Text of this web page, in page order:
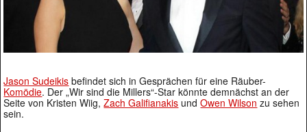
Jason Sudeikis befindet sich in Gesprächen für eine Räuber-
Komödie. Der „Wir sind die Millers“-Star könnte demnächst an der
Seite von Kristen Wiig,Zach Galifianakis undOwen Wilson zu sehen
sein.